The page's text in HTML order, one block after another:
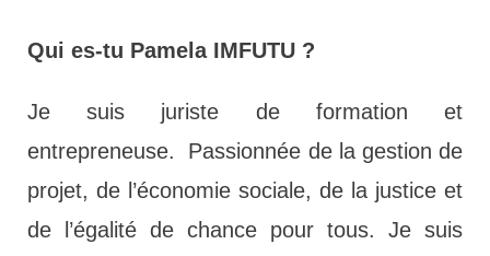
Qui es-tu Pamela IMFUTU ?
Je suis juriste de formation et
entrepreneuse. Passionnée de la gestion de
projet, de l’économie sociale, de la justice et
de l’égalité de chance pour tous. Je suis